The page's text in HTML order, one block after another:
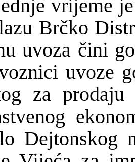
vrijeme
Brčko
uvoza čini
uvoze
za prodaju
Dejtonskog